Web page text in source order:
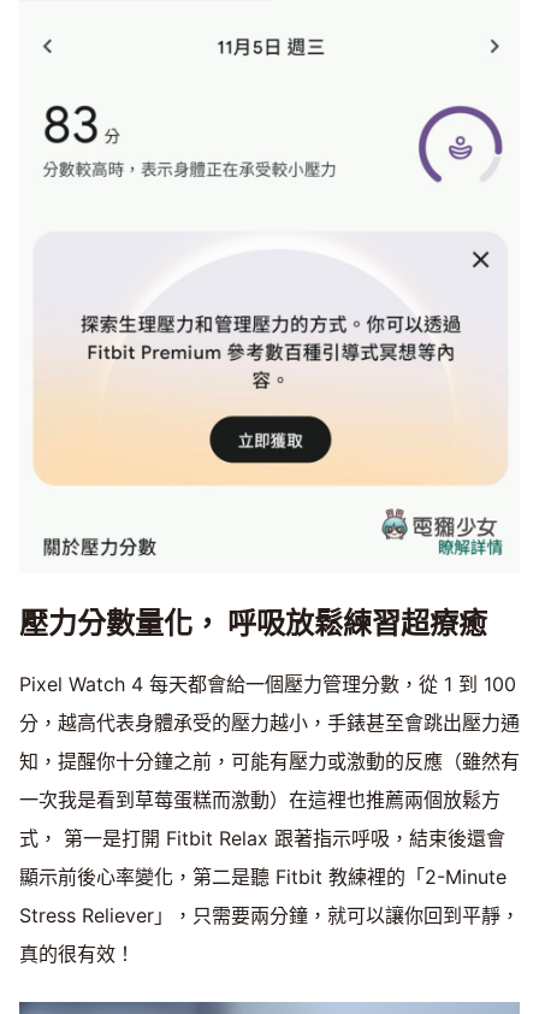
壓力分數量化， 呼吸放鬆練習超療癒
Pixel Watch 4 每天都會給一個壓力管理分數，從 1 到 100
分，越高代表身體承受的壓力越小，手錶甚至會跳出壓力通
知，提醒你十分鐘之前，可能有壓力或激動的反應（雖然有
一次我是看到草莓蛋糕而激動）在這裡也推薦兩個放鬆方
式， 第一是打開 Fitbit Relax 跟著指示呼吸，結束後還會
顯示前後心率變化，第二是聽 Fitbit 教練裡的「2-Minute
Stress Reliever」，只需要兩分鐘，就可以讓你回到平靜，
真的很有效！